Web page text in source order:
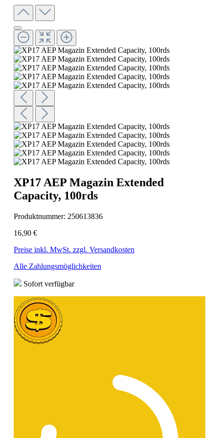
XP17 AEP Magazin Extended
Capacity, 100rds
Produktnummer: 250613836
16,90 €
Preise inkl. MwSt. zzgl. Versandkosten
Alle Zahlungsmöglichkeiten
Sofort verfügbar